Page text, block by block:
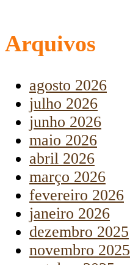
Arquivos
agosto 2026
julho 2026
junho 2026
maio 2026
abril 2026
março 2026
fevereiro 2026
janeiro 2026
dezembro 2025
novembro 2025